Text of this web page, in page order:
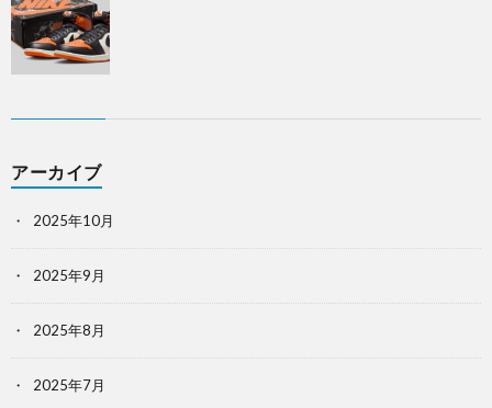
アーカイブ
2025年10月
2025年9月
2025年8月
2025年7月